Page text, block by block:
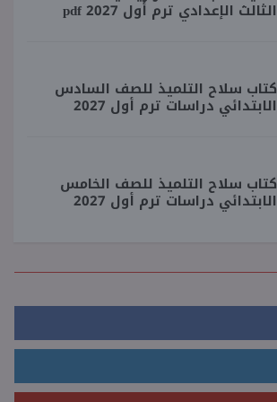
الثالث الإعدادي ترم أول 2027 pdf
كتاب سلاح التلميذ للصف السادس
الابتدائي دراسات ترم أول 2027
كتاب سلاح التلميذ للصف الخامس
الابتدائي دراسات ترم أول 2027